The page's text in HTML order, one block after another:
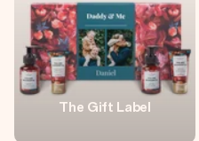
The Gift Label